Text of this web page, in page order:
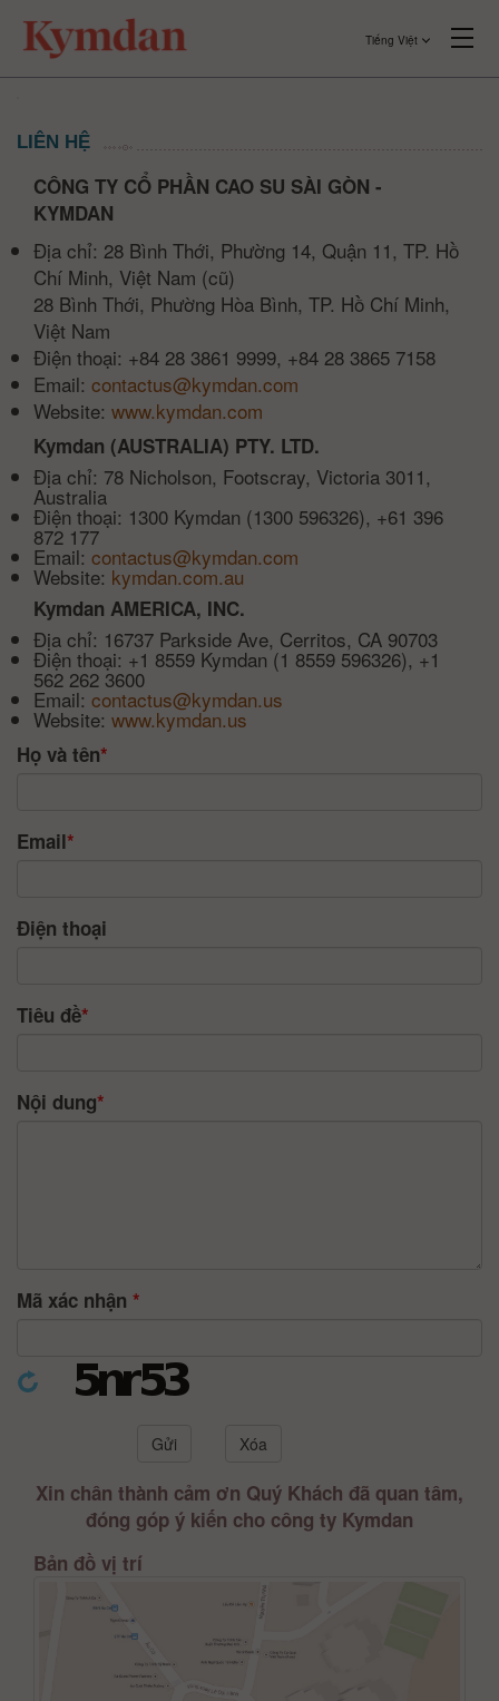
Tiếng Việt
LIÊN HỆ
CÔNG TY CỔ PHẦN CAO SU SÀI GÒN -
KYMDAN
Địa chỉ: 28 Bình Thới, Phường 14, Quận 11, TP. Hồ
Chí Minh, Việt Nam (cũ)
28 Bình Thới, Phường Hòa Bình, TP. Hồ Chí Minh,
Việt Nam
Điện thoại: +84 28 3861 9999, +84 28 3865 7158
Email: contactus@kymdan.com
Website: www.kymdan.com
Kymdan (AUSTRALIA) PTY. LTD.
Địa chỉ: 78 Nicholson, Footscray, Victoria 3011,
Australia
Điện thoại: 1300 Kymdan (1300 596326), +61 396
872 177
Email: contactus@kymdan.com
Website: kymdan.com.au
Kymdan AMERICA, INC.
Địa chỉ: 16737 Parkside Ave, Cerritos, CA 90703
Điện thoại: +1 8559 Kymdan (1 8559 596326), +1
562 262 3600
Email: contactus@kymdan.us
Website: www.kymdan.us
Họ và tên*
Email*
Điện thoại
Tiêu đề*
Nội dung*
Mã xác nhận *
Xin chân thành cảm ơn Quý Khách đã quan tâm,
đóng góp ý kiến cho công ty Kymdan
Bản đồ vị trí